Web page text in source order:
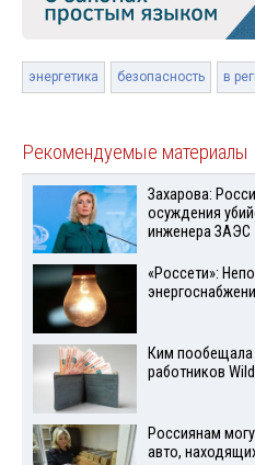
энергетика безопасность в
Рекомендуемые материалы
Захарова:
осуждения
инженера ЗАЭС
«Россети»:
Ким
работников
Россиянам
авто,